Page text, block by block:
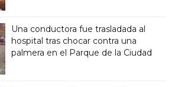
Una conductora fue trasladada al
hospital tras chocar contra una
palmera en el Parque de la Ciudad